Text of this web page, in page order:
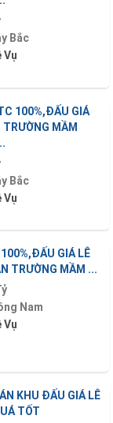
Bắc
Vụ
100%,ĐẤU GIÁ
TRƯỜNG MẦM
Bắc
Vụ
GIÁ LÊ
TRƯỜNG MẦM ...
Nam
Vụ
KHU ĐẤU GIÁ LÊ
TỐT